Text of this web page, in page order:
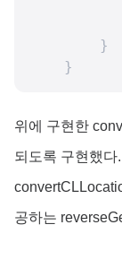
        }
    }
위에 구현한
되도록 구현했다.
공하는